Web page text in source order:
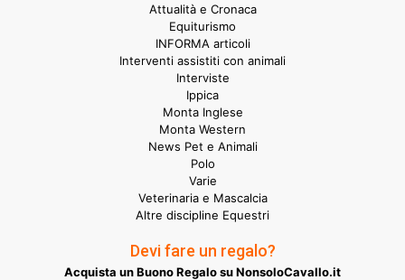
Attualità e Cronaca
Equiturismo
INFORMA articoli
Interventi assistiti con animali
Interviste
Ippica
Monta Inglese
Monta Western
News Pet e Animali
Polo
Varie
Veterinaria e Mascalcia
Altre discipline Equestri
Devi fare un regalo?
Acquista un Buono Regalo su NonsoloCavallo.it